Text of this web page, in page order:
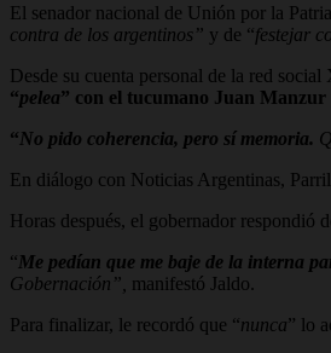
El senador nacional de Unión por la
contra de los argentinos” y de “festejar
Desde su cuenta personal de la red social
“pelea” con el tucumano Juan Manzur
“No pido coherencia, pero sí memoria.
En diálogo con Noticias Argentinas,
Horas después, el gobernador
“Me pedían que me baje de la interna
Gobernación”, manifestó Jaldo.
Para finalizar, le recordó que “nunca” lo